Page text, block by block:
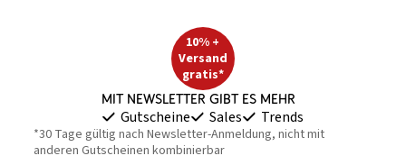
10% +
Versand
gratis*
Mit Newsletter gibt es mehr
Gutscheine Sales Trends
*30 Tage gültig nach Newsletter-Anmeldung, nicht mit
anderen Gutscheinen kombinierbar